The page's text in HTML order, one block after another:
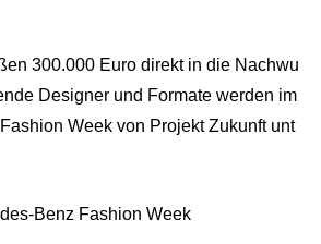
300.000 Euro direkt in die Nachwu
Designer und Formate werden im
Week von Projekt Zukunft unt
Benz Fashion Week